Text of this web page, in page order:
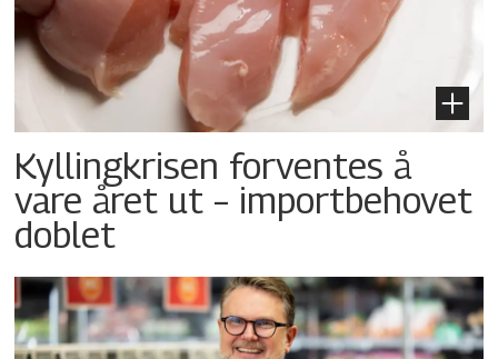
Kyllingkrisen forventes å
vare året ut – importbehovet
doblet